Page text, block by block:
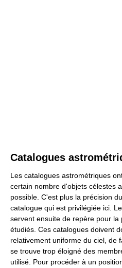
Catalogues
Les catalogues astrométriques
certain nombre d'objets célestes
possible. C'est plus la précision
catalogue qui est privilégiée ici.
servent ensuite de repère pour la
étudiés. Ces catalogues doivent
relativement uniforme du ciel, de
se trouve trop éloigné des
utilisé. Pour procéder à un